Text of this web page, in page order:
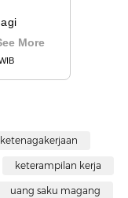
keterampilan kerja
uang saku magang